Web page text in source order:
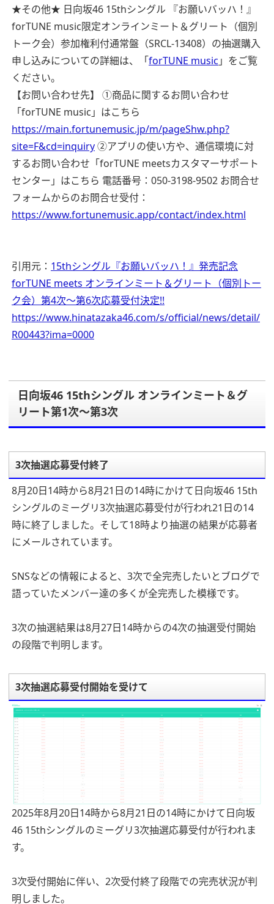
★その他★ 日向坂46 15thシングル 『お願いバッハ！』
forTUNE music限定オンラインミート＆グリート（個別
トーク会）参加権利付通常盤（SRCL-13408）の抽選購入
申し込みについての詳細は、「forTUNE music 」をご覧
ください。
【お問い合わせ先】
①商品に関するお問い合わせ
「forTUNE music」はこちら
https://main.fortunemusic.jp/m/pageShw.php?
site=F&cd=inquiry②アプリの使い方や、通信環境に対
するお問い合わせ「forTUNE meetsカスタマーサポート
センター」はこちら 電話番号：050-3198-9502 お問合せ
フォームからのお問合せ受付：
https://www.fortunemusic.app/contact/index.html
引用元： 15thシングル『お願いバッハ！』発売記念
forTUNE meets オンラインミート＆グリート（個別トー
ク会）第4次～第6次応募受付決定!!
https://www.hinatazaka46.com/s/official/news/detail/
R00443?ima=0000
日向坂46 15thシングル オンラインミート＆グ
リート第1次～第3次
3次抽選応募受付終了
8月20日14時から8月21日の14時にかけて日向坂46 15th
シングルのミーグリ3次抽選応募受付が行われ21日の14
時に終了しました。そして18時より抽選の結果が応募者
にメールされています。
SNSなどの情報によると、3次で全完売したいとブログで
語っていたメンバー達の多くが全完売した模様です。
3次の抽選結果は8月27日14時からの4次の抽選受付開始
の段階で判明します。
3次抽選応募受付開始を受けて
2025年8月20日14時から8月21日の14時にかけて日向坂
46 15thシングルのミーグリ3次抽選応募受付が行われま
す。
3次受付開始に伴い、2次受付終了段階での完売状況が判
明しました。